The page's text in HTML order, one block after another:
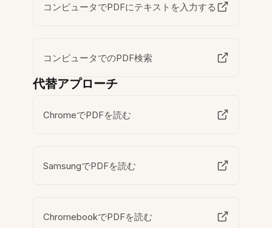
コンピュータでPDFにテキストを入力する
コンピュータでのPDF検索
代替アプローチ
ChromeでPDFを読む
SamsungでPDFを読む
ChromebookでPDFを読む